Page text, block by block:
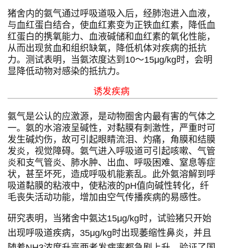
猪舍内的氨气通过呼吸道吸入后，经肺泡进入血液，
与血红蛋白结合，使血红素变为正铁血红素，降低血
红蛋白的携氧能力、血液碱储和血红素的氧化性能，
从而出现贫血和组织缺氧，降低机体对疾病的抵抗
力。测试表明，当氨浓度达到10～15μg/kg时，会明
显降低动物对感染的抵抗力。
诱发疾病
氨气是公认的应激源，是动物圈舍内最有害的气体之
一。氨的水溶液呈碱性，对黏膜有刺激性，严重时可
发生碱灼伤，故可引起眼睛流泪、灼痛，角膜和结膜
发炎，视觉障碍。氨气进入呼吸道可引起咳嗽、气管
炎和支气管炎、肺水肿、出血、呼吸困难、窒息等症
状，甚至坏死，造成呼吸机能紊乱。此外氨溶解到呼
吸道黏膜的粘液中，使粘液的pH值向碱性转化，纤
毛丧失活动功能，增加由空气传播疾病的易感性。
研究表明，当猪舍中氨达15μg/kg时，试验猪只开始
出现呼吸道疾病，35μg/kg时出现萎缩性鼻炎，并且